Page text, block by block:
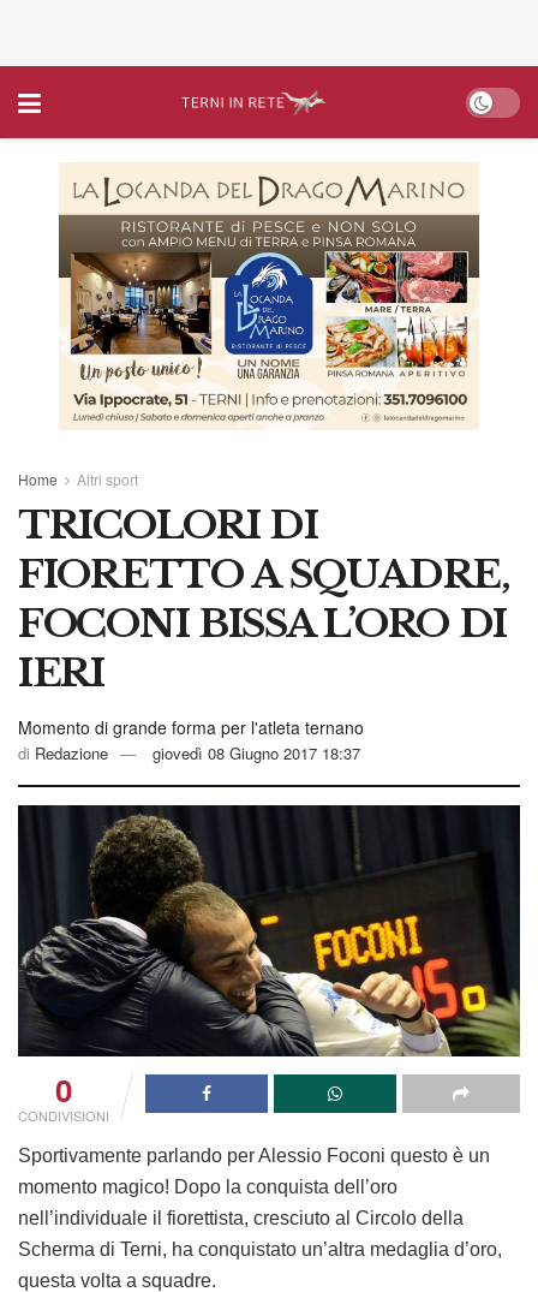
Home Altri sport
TRICOLORI DI
FIORETTO A SQUADRE,
FOCONI BISSA L’ORO DI
IERI
Momento di grande forma per l'atleta ternano
di Redazione giovedì 08 Giugno 2017 18:37
0
CONDIVISIONI
Sportivamente parlando per Alessio Foconi questo è un
momento magico! Dopo la conquista dell’oro
nell’individuale il fiorettista, cresciuto al Circolo della
Scherma di Terni, ha conquistato un’altra medaglia d’oro,
questa volta a squadre.